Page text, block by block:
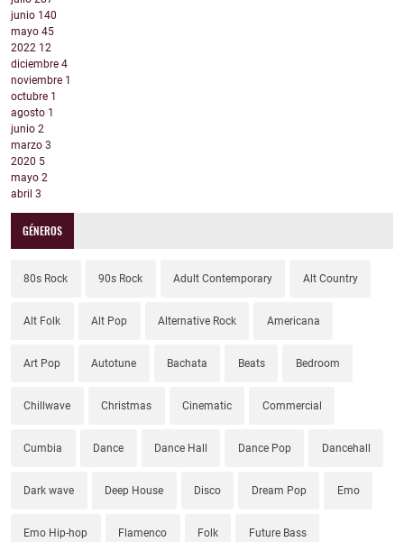
junio 140
mayo 45
2022 12
diciembre 4
noviembre 1
octubre 1
agosto 1
junio 2
marzo 3
2020 5
mayo 2
abril 3
GÉNEROS
80s Rock 90s Rock Adult Contemporary Alt Country
Alt Folk Alt Pop Alternative Rock Americana
Art Pop Autotune Bachata Beats Bedroom
Chillwave Christmas Cinematic Commercial
Cumbia Dance Dance Hall Dance Pop Dancehall
Dark wave Deep House Disco Dream Pop Emo
Emo Hip-hop Flamenco Folk Future Bass